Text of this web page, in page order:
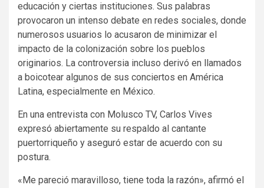
educación y ciertas instituciones. Sus palabras
provocaron un intenso debate en redes sociales, donde
numerosos usuarios lo acusaron de minimizar el
impacto de la colonización sobre los pueblos
originarios. La controversia incluso derivó en llamados
a boicotear algunos de sus conciertos en América
Latina, especialmente en México.
En una entrevista con Molusco TV, Carlos Vives
expresó abiertamente su respaldo al cantante
puertorriqueño y aseguró estar de acuerdo con su
postura.
«Me pareció maravilloso, tiene toda la razón», afirmó el